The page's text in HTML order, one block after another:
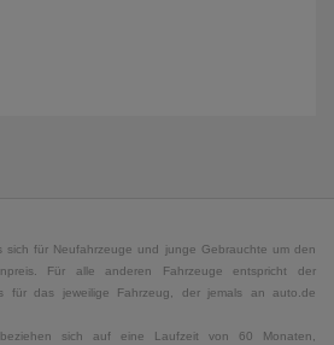
sich für Neufahrzeuge und junge Gebrauchte um den
Für alle anderen Fahrzeuge entspricht der
für das jeweilige Fahrzeug, der jemals an auto.de
beziehen sich auf eine Laufzeit von 60 Monaten,